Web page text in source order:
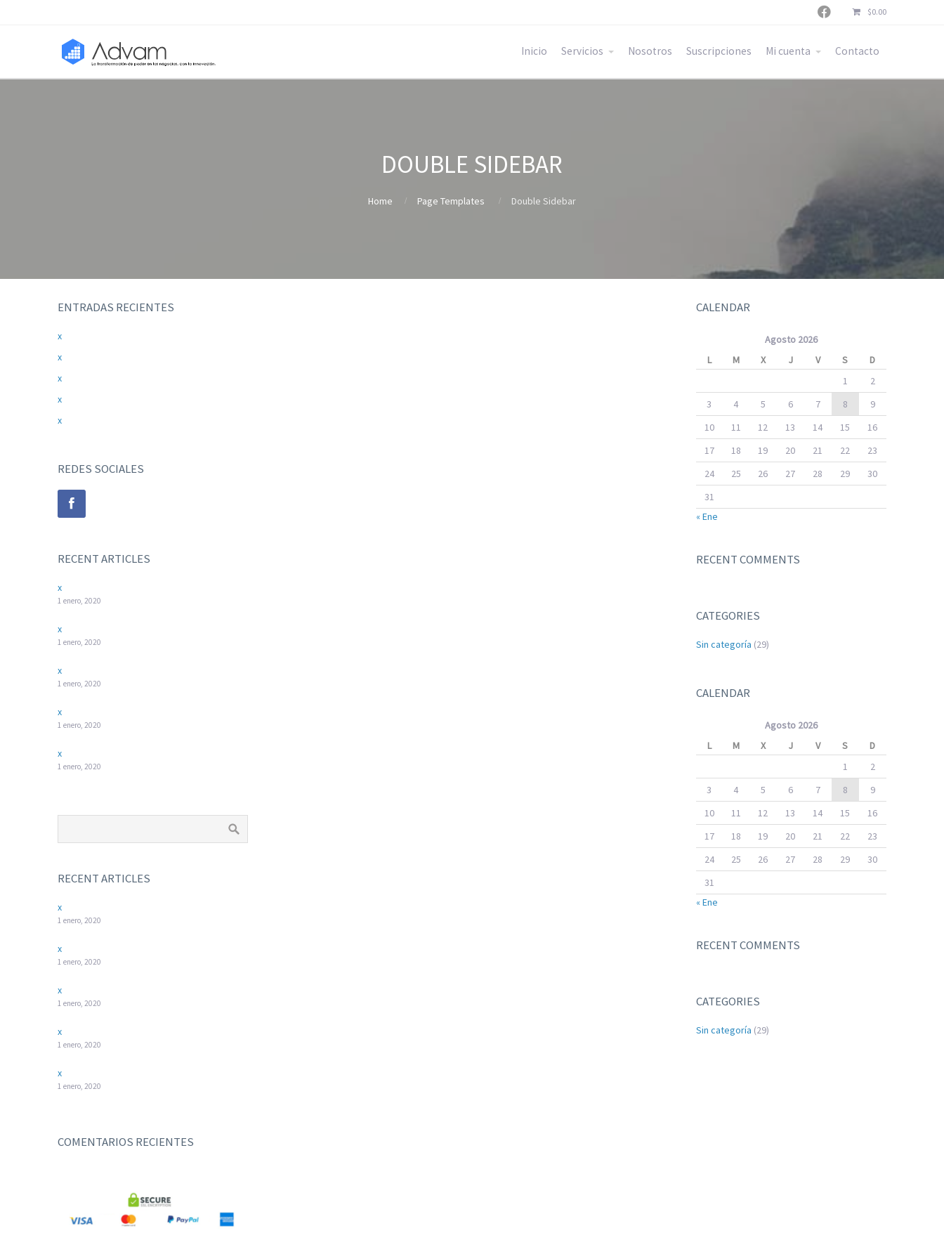
$0.00

Inicio Servicios Nosotros Suscripciones Mi cuenta Contacto
DOUBLE SIDEBAR
Home Page Templates Double Sidebar
ENTRADAS RECIENTES
x
x
x
x
x
REDES SOCIALES
RECENT ARTICLES
x
1 enero, 2020
x
1 enero, 2020
x
1 enero, 2020
x
1 enero, 2020
x
1 enero, 2020
RECENT ARTICLES
x
1 enero, 2020
x
1 enero, 2020
x
1 enero, 2020
x
1 enero, 2020
x
1 enero, 2020
COMENTARIOS RECIENTES
CALENDAR
Agosto 2026
L
M X J V S
D
1
2
3
4 5 6 7 8
9
10
11 12 13 14 15
16
17
18 19 20 21 22
23
24
25 26 27 28 29
30
31
« Ene
RECENT COMMENTS
CATEGORIES
Sin categoría (29)
CALENDAR
Agosto 2026
L
M X J V S
D
1
2
3
4 5 6 7 8
9
10
11 12 13 14 15
16
17
18 19 20 21 22
23
24
25 26 27 28 29
30
31
« Ene
RECENT COMMENTS
CATEGORIES
Sin categoría (29)